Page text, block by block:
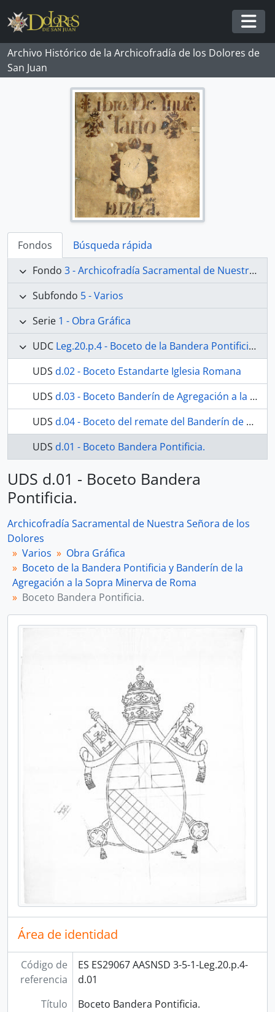
Skip to main content
Archivo Histórico de la Archicofradía de los Dolores de
San Juan
Fondos
Búsqueda rápida
Fondo 3 - Archicofradía Sacramental de Nuestra Señora de los Dolores
Subfondo 5 - Varios
Serie 1 - Obra Gráfica
UDC Leg.20.p.4 - Boceto de la Bandera Pontificia y Banderín de la Agregación a la Sopra Minerva de Roma
UDS d.02 - Boceto Estandarte Iglesia Romana
UDS d.03 - Boceto Banderín de Agregación a la Archicofradía de la Minerva Romana
UDS d.04 - Boceto del remate del Banderín de Agregación a la Archicofradía de la Minerva Romana
UDS d.01 - Boceto Bandera Pontificia.
UDS d.01 - Boceto Bandera
Pontificia.
Archicofradía Sacramental de Nuestra Señora de los
Dolores
Varios
Obra Gráfica
Boceto de la Bandera Pontificia y Banderín de la
Agregación a la Sopra Minerva de Roma
Boceto Bandera Pontificia.
Área de identidad
Código de
referencia
ES ES29067 AASNSD 3-5-1-Leg.20.p.4-
d.01
Título
Boceto Bandera Pontificia.